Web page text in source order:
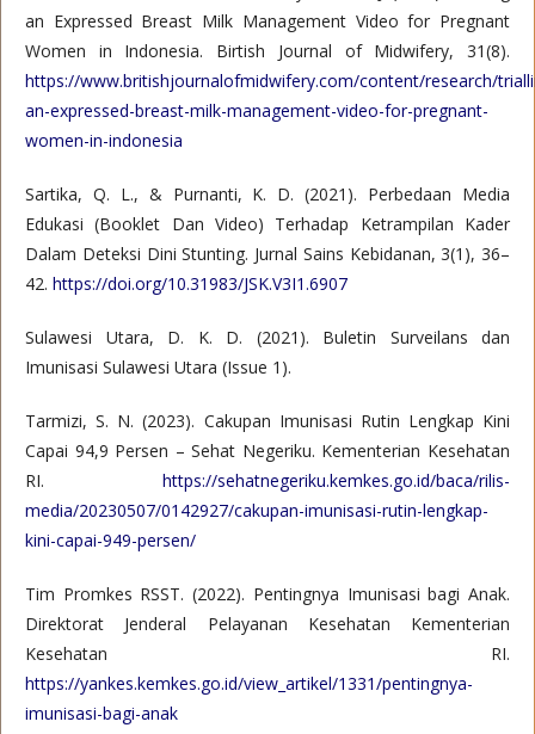
an Expressed Breast Milk Management Video for Pregnant
Women in Indonesia. Birtish Journal of Midwifery, 31(8).
https://www.britishjournalofmidwifery.com/content/research/
an-expressed-breast-milk-management-video-for-pregnant-
women-in-indonesia
Sartika, Q. L., & Purnanti, K. D. (2021). Perbedaan Media
Edukasi (Booklet Dan Video) Terhadap Ketrampilan Kader
Dalam Deteksi Dini Stunting. Jurnal Sains Kebidanan, 3(1), 36–
42. https://doi.org/10.31983/JSK.V3I1.6907
Sulawesi Utara, D. K. D. (2021). Buletin Surveilans dan
Imunisasi Sulawesi Utara (Issue 1).
Tarmizi, S. N. (2023). Cakupan Imunisasi Rutin Lengkap Kini
Capai 94,9 Persen – Sehat Negeriku. Kementerian Kesehatan
RI. https://sehatnegeriku.kemkes.go.id/baca/rilis-
media/20230507/0142927/cakupan-imunisasi-rutin-lengkap-
kini-capai-949-persen/
Tim Promkes RSST. (2022). Pentingnya Imunisasi bagi Anak.
Direktorat Jenderal Pelayanan Kesehatan Kementerian
Kesehatan RI.
https://yankes.kemkes.go.id/view_artikel/1331/pentingnya-
imunisasi-bagi-anak